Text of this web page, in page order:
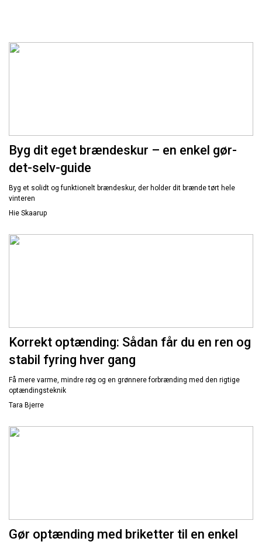
Byg dit eget brændeskur – en enkel gør-
det-selv-guide
Byg et solidt og funktionelt brændeskur, der holder dit brænde tørt hele
vinteren
Hie Skaarup
Korrekt optænding: Sådan får du en ren og
stabil fyring hver gang
Få mere varme, mindre røg og en grønnere forbrænding med den rigtige
optændingsteknik
Tara Bjerre
Gør optænding med briketter til en enkel